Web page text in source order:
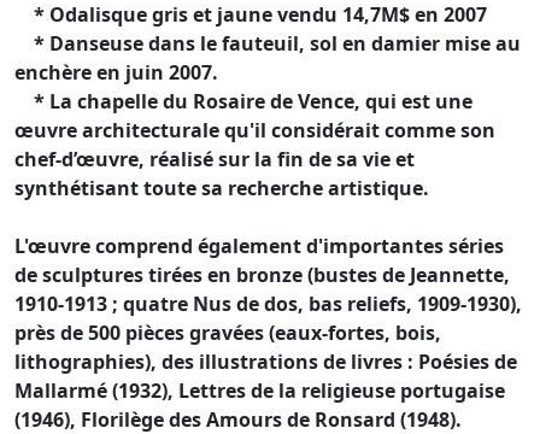
* Odalisque gris et jaune vendu 14,7M$ en 2007
* Danseuse dans le fauteuil, sol en damier mise au
enchère en juin 2007.
* La chapelle du Rosaire de Vence, qui est une
œuvre architecturale qu'il considérait comme son
chef-d’œuvre, réalisé sur la fin de sa vie et
synthétisant toute sa recherche artistique.
L'œuvre comprend également d'importantes séries
de sculptures tirées en bronze (bustes de Jeannette,
1910-1913 ; quatre Nus de dos, bas reliefs, 1909-1930),
près de 500 pièces gravées (eaux-fortes, bois,
lithographies), des illustrations de livres : Poésies de
Mallarmé (1932), Lettres de la religieuse portugaise
(1946), Florilège des Amours de Ronsard (1948).